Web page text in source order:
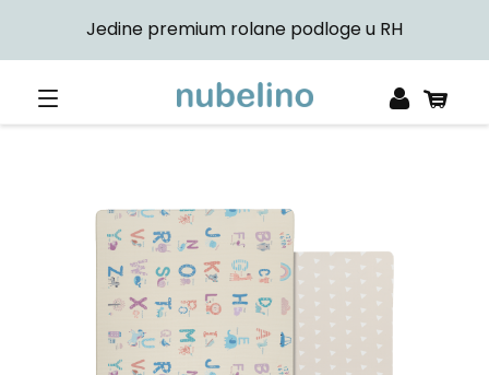
Jedine premium rolane podloge u RH